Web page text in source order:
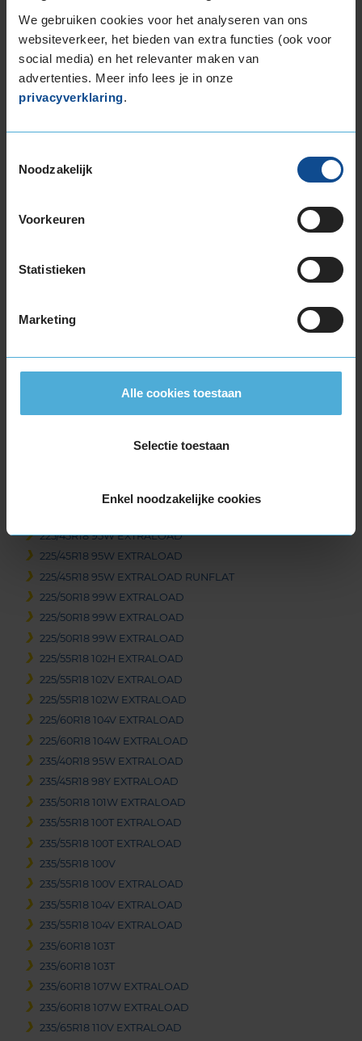
We gebruiken cookies voor het analyseren van ons
websiteverkeer, het bieden van extra functies (ook voor
social media) en het relevanter maken van
advertenties. Meer info lees je in onze
privacyverklaring.
Noodzakelijk
Voorkeuren
Statistieken
Marketing
Alle cookies toestaan
Selectie toestaan
Enkel noodzakelijke cookies
225/55R17 101Y EXTRALOAD
225/55R17 97T EXTRALOAD
225/60R17 103V EXTRALOAD
225/65R17 106V EXTRALOAD
235/45R17 97Y EXTRALOAD
235/65R17 108W EXTRALOAD
245/45R17 99Y EXTRALOAD
215/40R18 89W EXTRALOAD
215/40R18 89W EXTRALOAD
215/45R18 93Y EXTRALOAD
215/55R18 99V EXTRALOAD
215/60R18 102H EXTRALOAD
225/45R18 95W EXTRALOAD
225/45R18 95W EXTRALOAD
225/45R18 95W EXTRALOAD RUNFLAT
225/50R18 99W EXTRALOAD
225/50R18 99W EXTRALOAD
225/50R18 99W EXTRALOAD
225/55R18 102H EXTRALOAD
225/55R18 102V EXTRALOAD
225/55R18 102W EXTRALOAD
225/60R18 104V EXTRALOAD
225/60R18 104W EXTRALOAD
235/40R18 95W EXTRALOAD
235/45R18 98Y EXTRALOAD
235/50R18 101W EXTRALOAD
235/55R18 100T EXTRALOAD
235/55R18 100T EXTRALOAD
235/55R18 100V
235/55R18 100V EXTRALOAD
235/55R18 104V EXTRALOAD
235/55R18 104V EXTRALOAD
235/60R18 103T
235/60R18 103T
235/60R18 107W EXTRALOAD
235/60R18 107W EXTRALOAD
235/65R18 110V EXTRALOAD